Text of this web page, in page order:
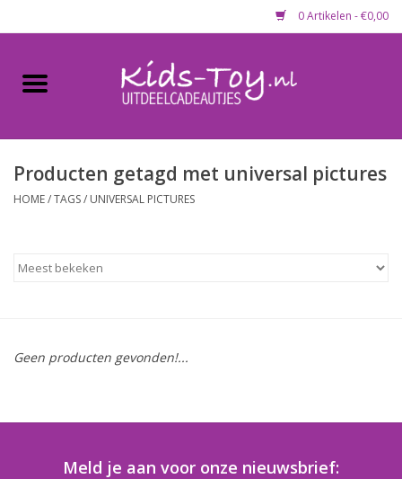
0 Artikelen - €0,00
Home
Gevulde capsules & mixen
Maandaanbieding
Lege capsules
Speelgoedpakketten
Producten getagd met universal pictures
HOME/TAGS/ UNIVERSAL PICTURES
Geen producten gevonden!...
Meld je aan voor onze nieuwsbrief: